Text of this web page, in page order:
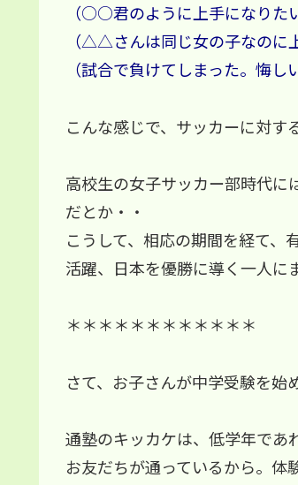
（○○君のように上手になりた
（△△さんは同じ女の子なの
（試合で負けてしまった。悔
こんな感じで、サッカーに対す
高校生の女子サッカー部時代に
だとか・・
こうして、相応の期間を経て、
活躍、日本を優勝に導く一人に
＊＊＊＊＊＊＊＊＊＊＊＊
さて、お子さんが中学受験を始
通塾のキッカケは、低学年であ
お友だちが通っているから。